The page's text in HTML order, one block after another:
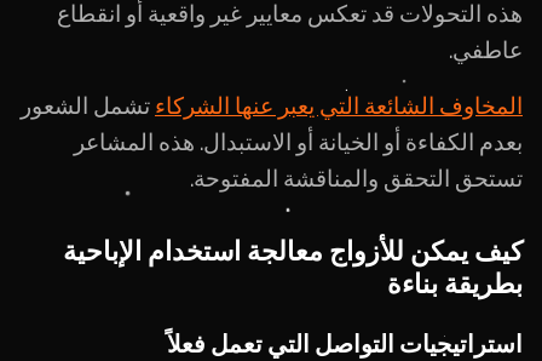
هذه التحولات قد تعكس معايير غير واقعية أو انقطاع
عاطفي.
المخاوف الشائعة التي يعبر عنها الشركاء تشمل الشعور
بعدم الكفاءة أو الخيانة أو الاستبدال. هذه المشاعر
تستحق التحقق والمناقشة المفتوحة.
كيف يمكن للأزواج معالجة استخدام الإباحية
بطريقة بناءة
استراتيجيات التواصل التي تعمل فعلاً